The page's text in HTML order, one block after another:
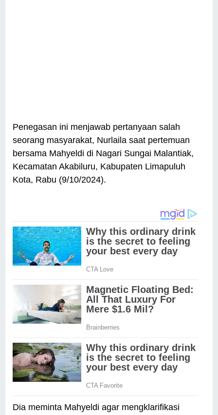
Penegasan ini menjawab pertanyaan salah
seorang masyarakat, Nurlaila saat pertemuan
bersama Mahyeldi di Nagari Sungai Malantiak,
Kecamatan Akabiluru, Kabupaten Limapuluh
Kota, Rabu (9/10/2024).
Dia meminta Mahyeldi agar mengklarifikasi